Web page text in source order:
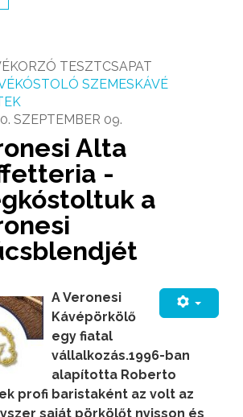
TESZTCSAPAT
SZEMESKÁVÉ
SZEPTEMBER 09.
Alta
-
a
A Veronesi
Kávépörkölő
egy fiatal
vállalkozás.1996-ban
alapította Roberto
profi baristaként az volt az
saját pörkölőt nyisson és